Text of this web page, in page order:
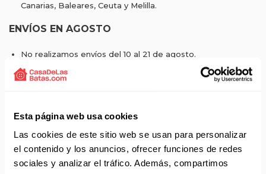
Esta página web usa cookies
Las cookies de este sitio web se usan para personalizar
el contenido y los anuncios, ofrecer funciones de redes
sociales y analizar el tráfico. Además, compartimos
Canarias, Baleares, Ceuta y Melilla.
ENVÍOS EN AGOSTO
No realizamos envíos del 10 al 21 de agosto.
Reanudamos envíos el día 24 de agosto para productos
con disponibilidad 24/48 horas.
Los productos sin disponibilidad 24 horas serán servidos a
partir de la fecha indicada en cada producto según fábrica.
IMPORTANTE PERSONALIZACIONES: EL taller de
bordados y estampados está cerrado en agosto. Se